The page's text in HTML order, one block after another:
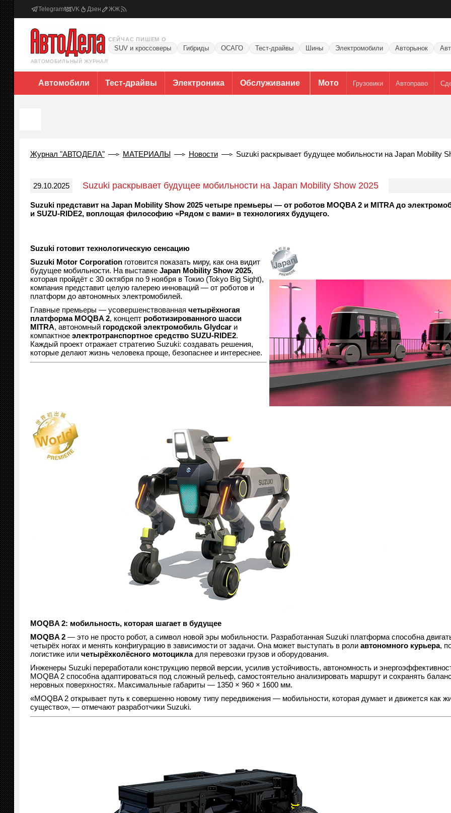
Telegram VK Дзен ЖЖ
АВТОМОБИЛЬНЫЙ ЖУРНАЛ
СЕЙЧАС ПИШЕМ О
SUV и кроссоверы Гибриды ОСАГО Тест-драйвы Шины Электромобили Авторынок
Автомобили Тест-драйвы Электроника Обслуживание Мото Грузовики Автоправо
Журнал "АВТОДЕЛА" МАТЕРИАЛЫ Новости Suzuki раскрывает будущее мобильности на Japan Mobility
29.10.2025 Suzuki раскрывает будущее мобильности на Japan Mobility Show 2025
Suzuki представит на Japan Mobility Show 2025 четыре премьеры — от роботов MOQBA 2 и MITRA до
и SUZU-RIDE2, воплощая философию «Рядом с вами» в технологиях будущего.
Suzuki готовит технологическую сенсацию
Suzuki Motor Corporationготовится показать миру, как она видит
будущее мобильности. На выставке Japan Mobility Show 2025,
которая пройдёт с 30 октября по 9 ноября в Токио (Tokyo Big Sight),
компания представит целую галерею инноваций — от роботов и
платформ до автономных электромобилей.
Главные премьеры — усовершенствованная четырёхногая
платформа MOQBA 2, концепт роботизированного шасси
MITRA, автономный городской электромобиль Glydcarи
компактное электротранспортное средство SUZU-RIDE2.
Каждый проект отражает стратегию Suzuki: создавать решения,
которые делают жизнь человека проще, безопаснее и интереснее.
MOQBA 2: мобильность, которая шагает в будущее
MOQBA 2— это не просто робот, а символ новой эры мобильности. Разработанная Suzuki платформа способна
четырёх ногах и менять конфигурацию в зависимости от задачи. Она может выступать в роли автономного курьера,
логистике или четырёхколёсного мотоцикладля перевозки грузов и оборудования.
Инженеры Suzuki переработали конструкцию первой версии, усилив устойчивость, автономность и
MOQBA 2 способна адаптироваться под сложный рельеф, самостоятельно анализировать маршрут и сохранять
неровных поверхностях. Максимальные габариты — 1350 × 960 × 1600 мм.
«MOQBA 2 открывает путь к совершенно новому типу передвижения — мобильности, которая думает и движется как
существо», — отмечают разработчики Suzuki.